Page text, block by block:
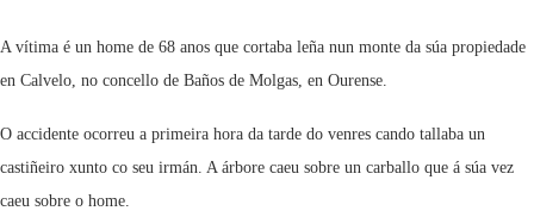
A vítima é un home de 68 anos que cortaba leña nun monte da súa propiedade
en Calvelo, no concello de Baños de Molgas, en Ourense.
O accidente ocorreu a primeira hora da tarde do venres cando tallaba un
castiñeiro xunto co seu irmán. A árbore caeu sobre un carballo que á súa vez
caeu sobre o home.